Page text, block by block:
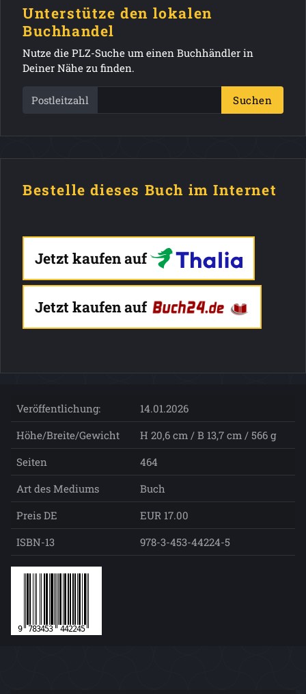
Unterstütze den lokalen
Buchhandel
Nutze die PLZ-Suche um einen Buchhändler in
Deiner Nähe zu finden.
Postleitzahl Suchen
Bestelle dieses Buch im Internet
Jetzt kaufen auf
Jetzt kaufen auf
Veröffentlichung:
14.01.2026
Höhe/Breite/Gewicht
H 20,6 cm / B 13,7 cm / 566 g
Seiten
464
Art des Mediums
Buch
Preis DE
EUR 17.00
ISBN-13
978-3-453-44224-5